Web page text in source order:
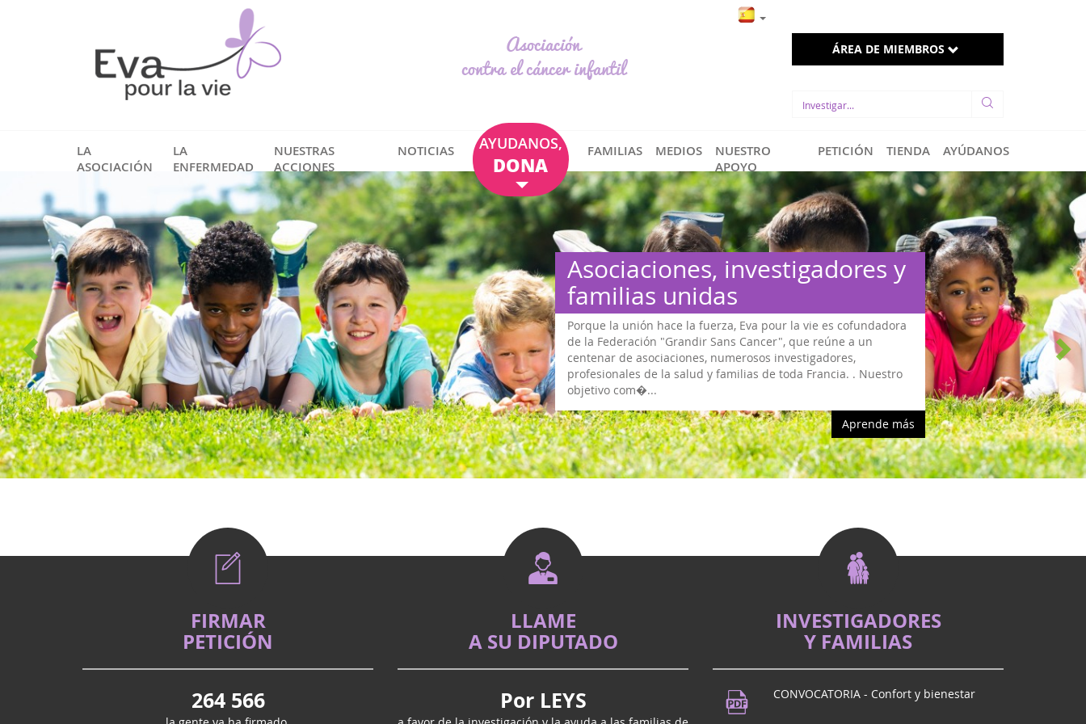
Asociación
contra el cáncer infantil
ÁREA DE MIEMBROS
LA
ASOCIACIÓN
LA
ENFERMEDAD
NUESTRAS
ACCIONES
NOTICIAS AYUDANOS,
DONA
FAMILIAS MEDIOS
NUESTRO
APOYO
PETICIÓN TIENDA AYÚDANOS
Asociaciones, investigadores y
familias unidas
Porque la unión hace la fuerza, Eva pour la vie es cofundadora
de la Federación "Grandir Sans Cancer", que reúne a un
centenar de asociaciones, numerosos investigadores,
profesionales de la salud y familias de toda Francia. . Nuestro
objetivo com�...
Aprende más
FIRMAR
PETICIÓN
264 566
LLAME
A SU DIPUTADO
Por LEYS
INVESTIGADORES
Y FAMILIAS
CONVOCATORIA - Confort y bienestar